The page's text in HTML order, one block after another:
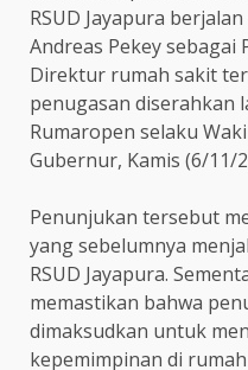
RSUD Jayapura
Andreas Pekey sebagai
Direktur rumah sakit
penugasan diserahkan
Rumaropen selaku
Gubernur, Kamis (6/11/
Penunjukan tersebut
yang sebelumnya
RSUD Jayapura.
memastikan bahwa
dimaksudkan untuk
kepemimpinan di